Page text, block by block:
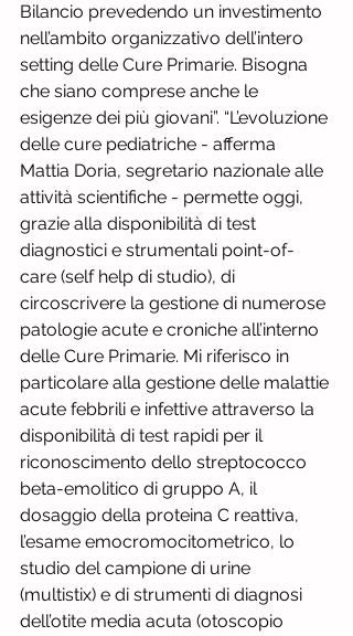
Bilancio prevedendo un investimento
nell’ambito organizzativo dell’intero
setting delle Cure Primarie. Bisogna
che siano comprese anche le
esigenze dei più giovani”. “L’evoluzione
delle cure pediatriche - afferma
Mattia Doria, segretario nazionale alle
attività scientifiche - permette oggi,
grazie alla disponibilità di test
diagnostici e strumentali point-of-
care (self help di studio), di
circoscrivere la gestione di numerose
patologie acute e croniche all’interno
delle Cure Primarie. Mi riferisco in
particolare alla gestione delle malattie
acute febbrili e infettive attraverso la
disponibilità di test rapidi per il
riconoscimento dello streptococco
beta-emolitico di gruppo A, il
dosaggio della proteina C reattiva,
l’esame emocromocitometrico, lo
studio del campione di urine
(multistix) e di strumenti di diagnosi
dell’otite media acuta (otoscopio